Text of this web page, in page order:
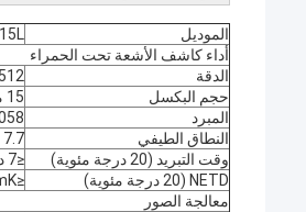
الموديل
أداء كاشف الأشعة تحت الحمراء
الدقة
حجم البكسل
15 ميكرومتر
المبرد
النطاق الطيفي
7.7 ميكرومتر ~ 9.5 ميكرومتر LW
وقت التبريد (20 درجة مئوية)
≤7 دقائق
NETD (20 درجة مئوية)
≤25mK
معالجة الصور